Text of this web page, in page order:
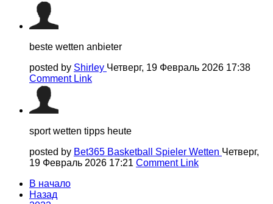
beste wetten anbieter
posted by Shirley Четверг, 19 Февраль 2026 17:38
Comment Link
sport wetten tipps heute
posted by Bet365 Basketball Spieler Wetten Четверг,
19 Февраль 2026 17:21 Comment Link
В начало
Назад